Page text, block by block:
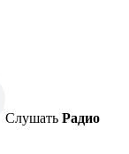
Слушать Радио